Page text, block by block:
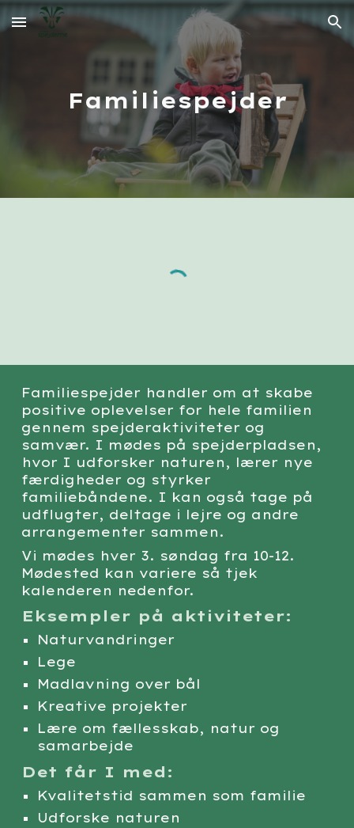
Skip to main content Skip to navigation
Familiespejder
Familiespejder handler om at skabe
positive oplevelser for hele familien
gennem spejderaktiviteter og
samvær. I mødes på spejderpladsen,
hvor I udforsker naturen, lærer nye
færdigheder og styrker
familiebåndene. I kan også tage på
udflugter, deltage i lejre og andre
arrangementer sammen.
Vi mødes hver 3. søndag fra 10-12.
Mødested kan variere så tjek
kalenderen nedenfor.
Eksempler på aktiviteter:
Naturvandringer
Lege
Madlavning over bål
Kreative projekter
Lære om fællesskab, natur og
samarbejde
Det får I med:
Kvalitetstid sammen som familie
Udforske naturen